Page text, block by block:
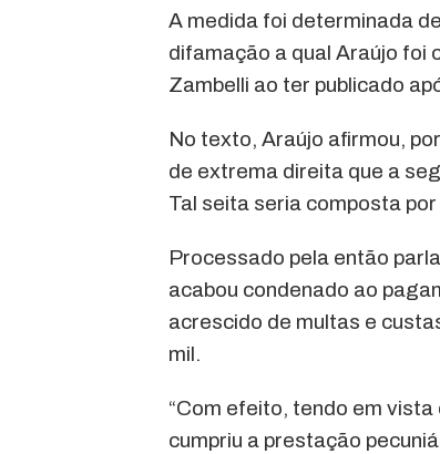
A medida foi determinada
difamação a qual Araújo foi
Zambelli ao ter publicado
No texto, Araújo afirmou,
de extrema direita que a
Tal seita seria composta
Processado pela então
acabou condenado ao
acrescido de multas e
mil.
“Com efeito, tendo em
cumpriu a prestação